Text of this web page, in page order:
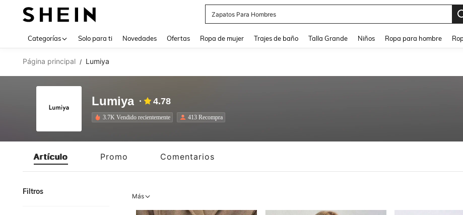
Zapatos Blancos
Categorías Solo para ti Novedades Ofertas Ropa de mujer Trajes de baño Talla Grande Niños Ropa para hombre
Página principal / Lumiya
Lumiya 4.78
3.7K Vendido recientemente 413 Recompra
Artículo Promo Comentarios
Filtros
Más